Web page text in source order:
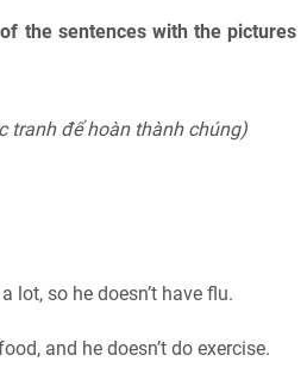
the sentences with the pictures
tranh để hoàn thành chúng)
lot, so he doesn’t have flu.
and he doesn’t do exercise.